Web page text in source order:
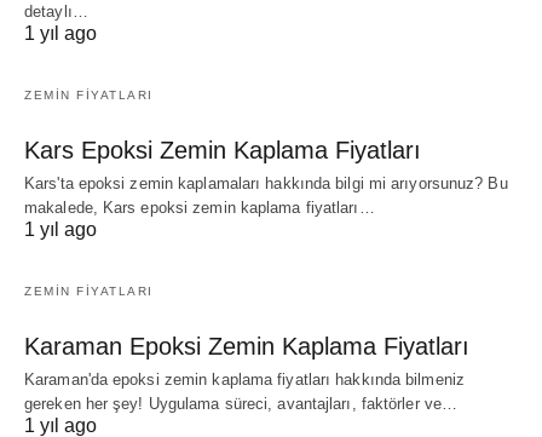
detaylı…
1 yıl ago
ZEMIN FIYATLARI
Kars Epoksi Zemin Kaplama Fiyatları
Kars'ta epoksi zemin kaplamaları hakkında bilgi mi arıyorsunuz? Bu
makalede, Kars epoksi zemin kaplama fiyatları…
1 yıl ago
ZEMIN FIYATLARI
Karaman Epoksi Zemin Kaplama Fiyatları
Karaman'da epoksi zemin kaplama fiyatları hakkında bilmeniz
gereken her şey! Uygulama süreci, avantajları, faktörler ve…
1 yıl ago